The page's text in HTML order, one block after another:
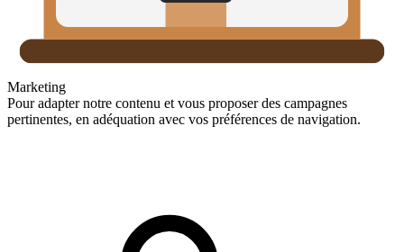
Marketing
Pour adapter notre contenu et vous proposer des campagnes
pertinentes, en adéquation avec vos préférences de navigation.